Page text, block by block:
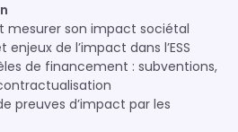
mesurer son impact sociétal
de l’impact dans l’ESS
de financement : subventions,
preuves d’impact par les